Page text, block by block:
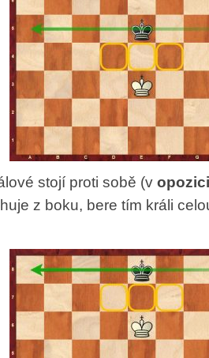
& Béčko
14 – Céčko & Déčko
13 – Céčko
12 – Béčko & Céčko
11 – Céčko
10 – Céčko
09 – Béčko & Céčko
2011/12 – Déčko
2010/11 – Déčko
2009/10 – Déčko
stojí proti sobě (v opozici
z boku, bere tím králi